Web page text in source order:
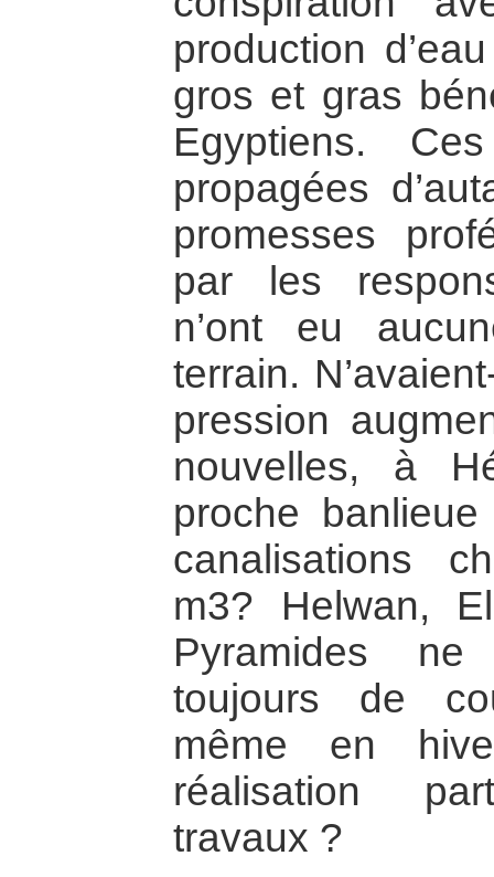
production
gros et gras
Egyptiens.
propagées
promesses
par les
n’ont eu
terrain.
pression
nouvelles, à
proche
canalisations
m3? Helwan,
Pyramides ne
toujours de
même en
réalisation
travaux ?